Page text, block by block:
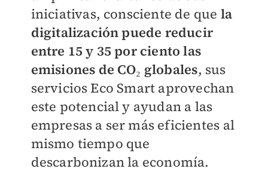
iniciativas, consciente de que la
digitalización puede reducir
entre 15 y 35 por ciento las
emisiones de CO₂ globales, sus
servicios Eco Smart aprovechan
este potencial y ayudan a las
empresas a ser más eficientes al
mismo tiempo que
descarbonizan la economía.